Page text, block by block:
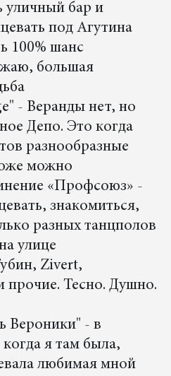
уличный бар и
под Агутина
100% шанс
большая
- Веранды нет, но
Депо. Это когда
разнообразные
можно
«Профсоюз» -
знакомиться,
разных танцполов
улице
Zivert,
Тесно. Душно.
Вероники" - в
я там была,
любимая мной